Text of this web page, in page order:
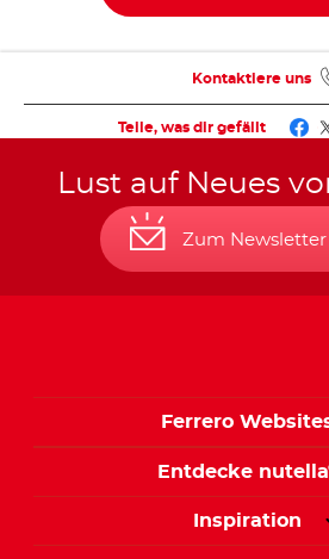
Teile, was dir gefällt
Kontaktiere uns
Lust auf Neues
Zum
Ferrero
Entdecke nutella
Inspiration